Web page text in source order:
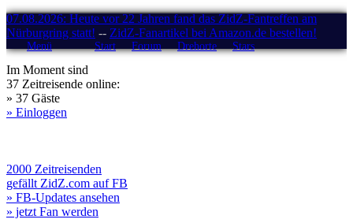
07.08.2026: Heute vor 22 Jahren fand das ZidZ-Fantreffen am
Nürburgring statt! -- ZidZ-Fanartikel bei Amazon.de bestellen!
Menü Start Forum Drehorte Stars
Im Moment sind
37 Zeitreisende online:
» 37 Gäste
» Einloggen
2000 Zeitreisenden
gefällt ZidZ.com auf FB
» FB-Updates ansehen
» jetzt Fan werden